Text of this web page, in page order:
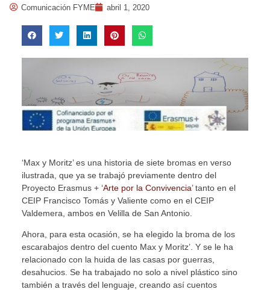
Comunicación FYME abril 1, 2020
‘Max y Moritz’ es una historia de siete bromas en verso
ilustrada, que ya se trabajó previamente dentro del
Proyecto Erasmus + ‘Arte por la Convivencia’ tanto en el
CEIP Francisco Tomás y Valiente como en el CEIP
Valdemera, ambos en Velilla de San Antonio.
Ahora, para esta ocasión, se ha elegido la broma de los
escarabajos dentro del cuento Max y Moritz’. Y se le ha
relacionado con la huida de las casas por guerras,
desahucios. Se ha trabajado no solo a nivel plástico sino
también a través del lenguaje, creando así cuentos